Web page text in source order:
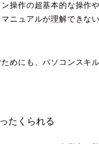
操作の超基本的な操作
ニュアルが理解できな
めにも、パソコンスキ
たくられる